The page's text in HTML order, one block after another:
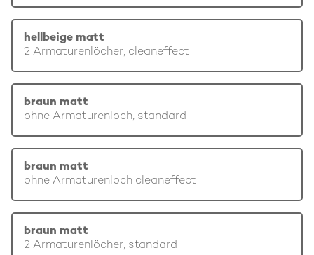
hellbeige matt
2 Armaturenlöcher, cleaneffect
braun matt
ohne Armaturenloch, standard
braun matt
ohne Armaturenloch cleaneffect
braun matt
2 Armaturenlöcher, standard